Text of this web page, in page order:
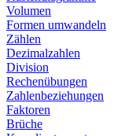
Volumen
Formen umwandeln
Zählen
Dezimalzahlen
Division
Rechenübungen
Zahlenbeziehungen
Faktoren
Brüche